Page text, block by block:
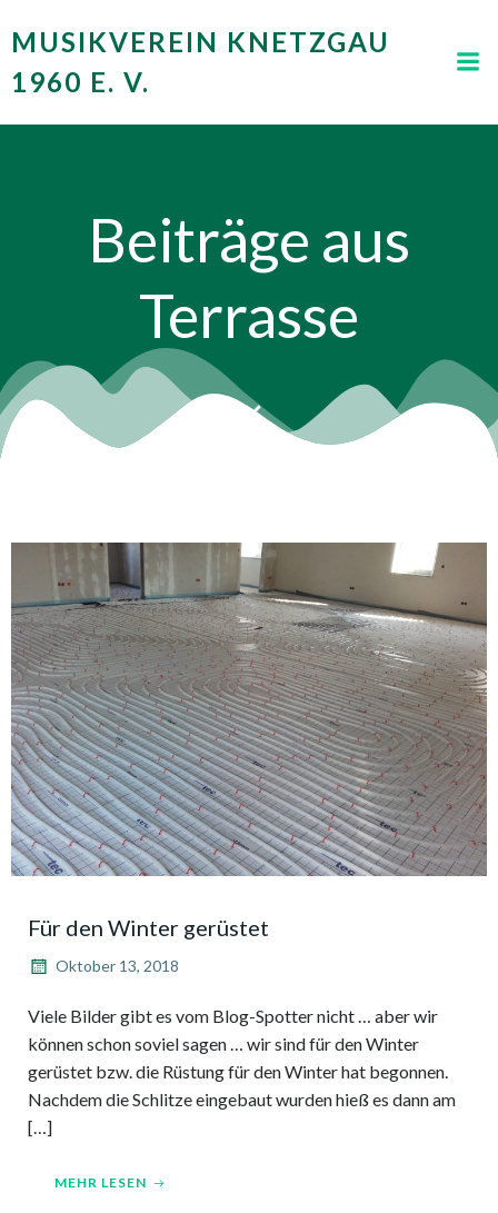
Inhalt
MUSIKVEREIN KNETZGAU
1960 E. V.
Beiträge aus
Terrasse
Für den Winter gerüstet
Oktober 13, 2018
Viele Bilder gibt es vom Blog-Spotter nicht … aber wir
können schon soviel sagen … wir sind für den Winter
gerüstet bzw. die Rüstung für den Winter hat begonnen.
Nachdem die Schlitze eingebaut wurden hieß es dann am
[…]
MEHR LESEN